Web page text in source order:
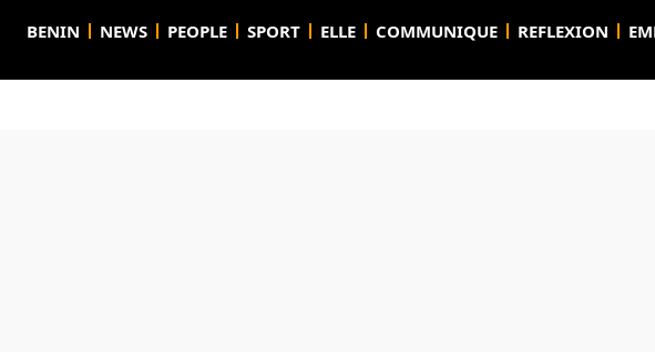
BENIN NEWS PEOPLE SPORT ELLE COMMUNIQUE REFLEXION